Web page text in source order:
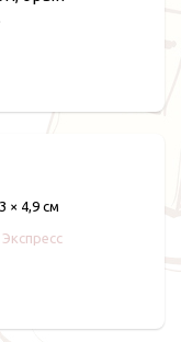
× 4,9 см